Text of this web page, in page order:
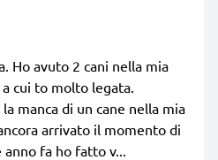
Ho avuto 2 cani nella mia
cui to molto legata.
manca di un cane nella mia
arrivato il momento di
fa ho fatto v...